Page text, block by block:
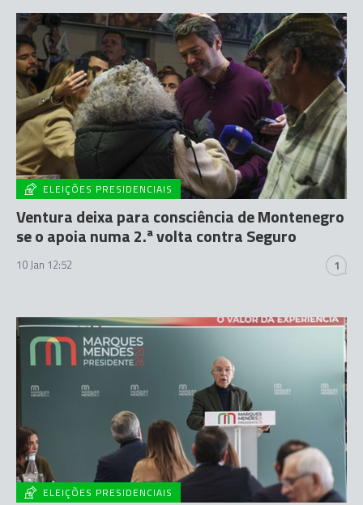
ELEIÇÕES PRESIDENCIAIS
Ventura deixa para consciência de Montenegro
se o apoia numa 2.ª volta contra Seguro
10 Jan 12:52 1
ELEIÇÕES PRESIDENCIAIS